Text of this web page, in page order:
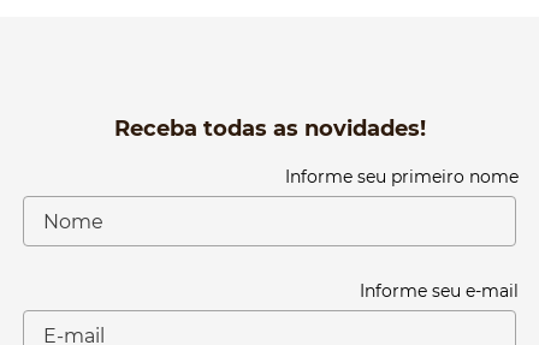
Receba todas as novidades!
Informe seu primeiro nome
Informe seu e-mail